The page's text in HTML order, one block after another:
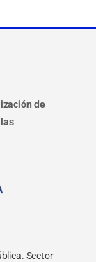
de
Sector